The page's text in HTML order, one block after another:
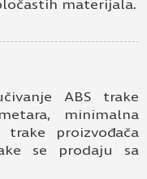
materijala.
ABS trake
minimalna
trake proizvođača
se prodaju sa